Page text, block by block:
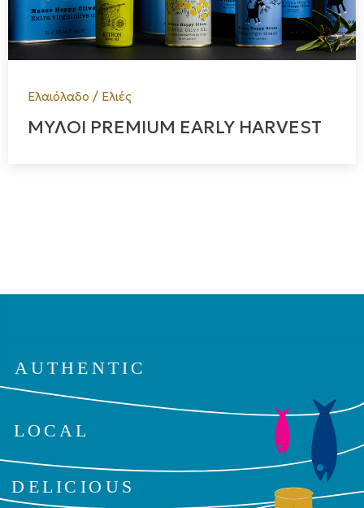
Ελαιόλαδο / Ελιές
ΜΥΛΟΙ PREMIUM EARLY HARVEST